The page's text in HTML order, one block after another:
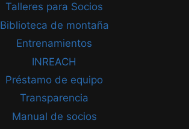
Talleres para Socios
Biblioteca de montaña
Entrenamientos
INREACH
Préstamo de equipo
Transparencia
Manual de socios